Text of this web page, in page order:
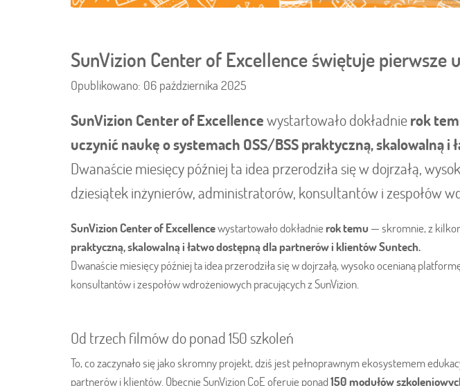
SunVizion Center of Excellence świętuje pierwsze
Opublikowano: 06 października 2025
SunVizion Center of Excellencewystartowało dokładnierok
uczynić naukę o systemach OSS/BSS praktyczną, skalowalną
Dwanaście miesięcy później ta idea przerodziła się w dojrzałą,
dziesiątek inżynierów, administratorów, konsultantów i zespołów
SunVizion Center of Excellencewystartowało dokładnierok temu — skromnie, z
praktyczną, skalowalną i łatwo dostępną dla partnerów i klientów Suntech.
Dwanaście miesięcy później ta idea przerodziła się w dojrzałą, wysoko ocenianą
konsultantów i zespołów wdrożeniowych pracujących z SunVizion.
Od trzech filmów do ponad 150 szkoleń
To, co zaczynało się jako skromny projekt, dziś jest pełnoprawnym ekosystemem
partnerów i klientów. Obecnie SunVizion CoE oferuje ponad150 modułów